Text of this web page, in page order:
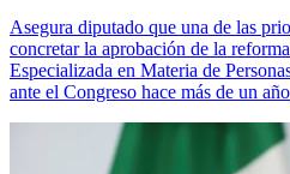
Asegura diputado que una de las
concretar la aprobación de la
Especializada en Materia de
ante el Congreso hace más de un